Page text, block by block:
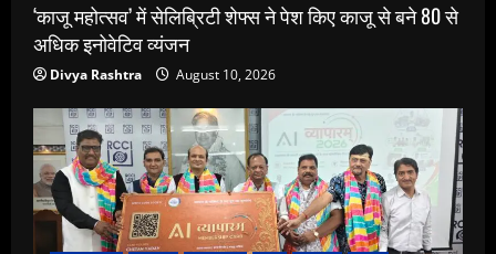
‘काजू महोत्सव’ में सेलिब्रिटी शेफ्स ने पेश किए काजू से बने 80 से
अधिक इनोवेटिव व्यंजन
Divya Rashtra August 10, 2026